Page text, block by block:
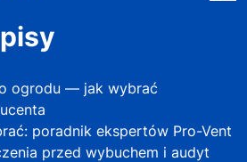
ogrodu — jak wybrać
poradnik ekspertów Pro-Vent
przed wybuchem i audyt